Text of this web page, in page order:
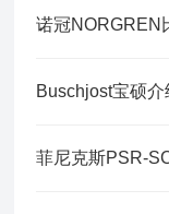
诺冠NORGREN
Buschjost宝硕介
菲尼克斯PSR-